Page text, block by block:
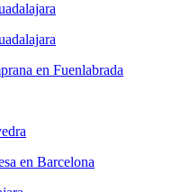
en Fuenlabrada
en Barcelona